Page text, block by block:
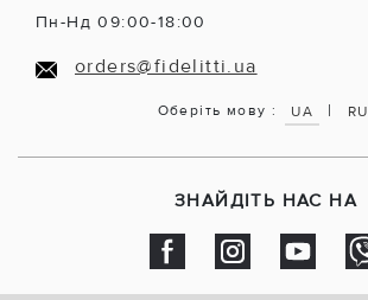
Пн-Нд 09:00-18:00
orders@fidelitti.ua
Оберіть мову : UA | RU
ЗНАЙДІТЬ НАС НА